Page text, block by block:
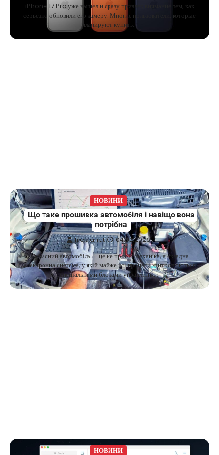
iPhone 17 Pro уже вышел и сразу привлек внимание тем, как
серьезно обновили его камеру. Многие пользователи, которые
планируют купить…
НОВИНИ
Що таке прошивка автомобіля і навіщо вона
потрібна
fileplanet 04.02.2026
Сучасний автомобіль — це не просто механіка, а складна
електронна система, у якій майже всі процеси контролюються
спеціальними блоками управління.…
НОВИНИ